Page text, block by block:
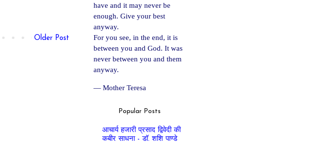
Older Post
have and it may never be
enough. Give your best
anyway.
For you see, in the end, it is
between you and God. It was
never between you and them
anyway.
― Mother Teresa
Popular Posts
आचार्य हजारी प्रसाद द्विवेदी की
कबीर साधना - डॉ. शशि पाण्डे